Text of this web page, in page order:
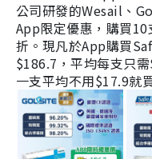
公司研發的Wesail、
App限定優惠，購買
折。現凡於App購買
$186.7，平均每支只
一支平均不用$17.9就